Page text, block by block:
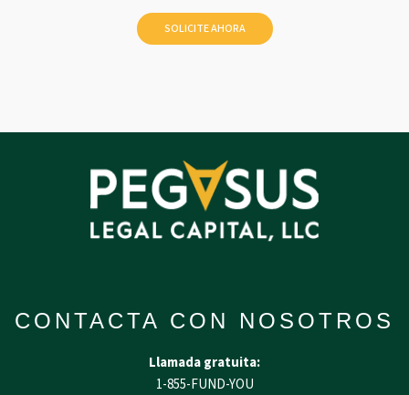
CONTACTA CON NOSOTROS
Llamada gratuita:
1-855-FUND-YOU